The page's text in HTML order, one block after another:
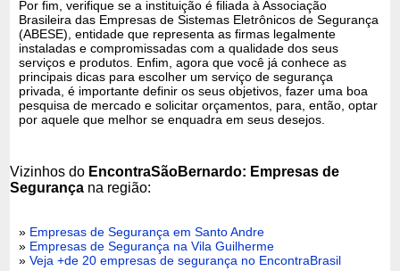
Por fim, verifique se a instituição é filiada à Associação
Brasileira das Empresas de Sistemas Eletrônicos de Segurança
(ABESE), entidade que representa as firmas legalmente
instaladas e compromissadas com a qualidade dos seus
serviços e produtos. Enfim, agora que você já conhece as
principais dicas para escolher um serviço de segurança
privada, é importante definir os seus objetivos, fazer uma boa
pesquisa de mercado e solicitar orçamentos, para, então, optar
por aquele que melhor se enquadra em seus desejos.
Vizinhos do EncontraSãoBernardo: Empresas de
Segurança na região:
» Empresas de Segurança em Santo Andre
» Empresas de Segurança na Vila Guilherme
»Veja +de 20 empresas de segurança no EncontraBrasil